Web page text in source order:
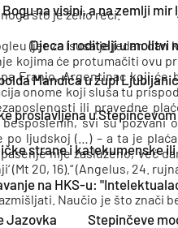
na visini, a na zemlji mir
Djeca i roditelji u molitvi
Mandića u župi
proslavljena u
strane i katekumenske
na HKS-u:
Jazovka Stepinčeve
što je želio reći.
(jer za Isusa je jedan dan
kojima će protumačiti ovu
Franjo, Argentinac koji
onome koji sluša tu
ili pravedne
svi su pozvani
ljudskoj (…) – a ta je
nije zasluženo, već
20, 16).“ (Angelus, 24.
Naučio je što znači